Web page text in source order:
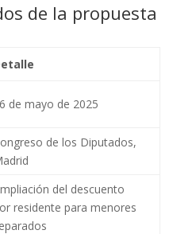
de la propuesta
de mayo de 2025
de los Diputados,
del descuento
residente para menores